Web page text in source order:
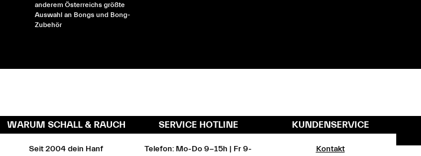
anderem Österreichs größte
Auswahl an Bongs und Bong-
Zubehör
WARUM SCHALL & RAUCH
Seit 2004 dein Hanf
SERVICE HOTLINE
Telefon: Mo-Do 9-15h | Fr 9-
KUNDENSERVICE
Kontakt